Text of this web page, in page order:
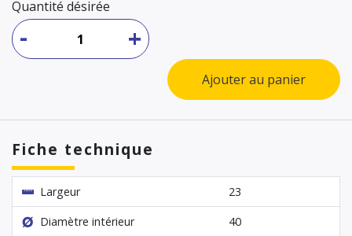
Quantité désirée
+
-
Ajouter au panier
Fiche technique
Largeur
23
Diamètre intérieur
40